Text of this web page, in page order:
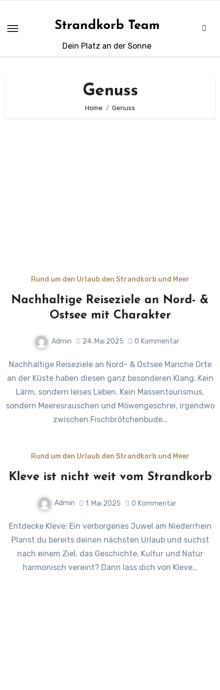
springen
Strandkorb Team
Dein Platz an der Sonne
Genuss
Home Genuss
Rund um den Urlaub den Strandkorb und Meer
Nachhaltige Reiseziele an Nord- &
Ostsee mit Charakter
Admin 24. Mai 2025 0 Kommentar
Nachhaltige Reiseziele an Nord- & Ostsee Manche Orte
an der Küste haben diesen ganz besonderen Klang. Kein
Lärm, sondern leises Leben. Kein Massentourismus,
sondern Meeresrauschen und Möwengeschrei, irgendwo
zwischen Fischbrötchenbude…
Rund um den Urlaub den Strandkorb und Meer
Kleve ist nicht weit vom Strandkorb
Admin 1. Mai 2025 0 Kommentar
Entdecke Kleve: Ein verborgenes Juwel am Niederrhein
Planst du bereits deinen nächsten Urlaub und suchst
nach einem Ziel, das Geschichte, Kultur und Natur
harmonisch vereint? Dann lass dich von Kleve…